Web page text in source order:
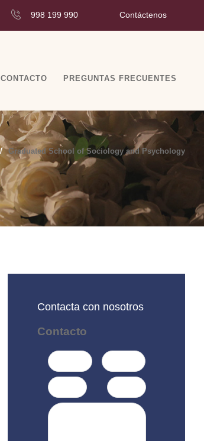
998 199 990 Contáctenos
CONTACTO PREGUNTAS FRECUENTES
Graduated School of Sociology and Psychology
Contacta con nosotros
Contacto